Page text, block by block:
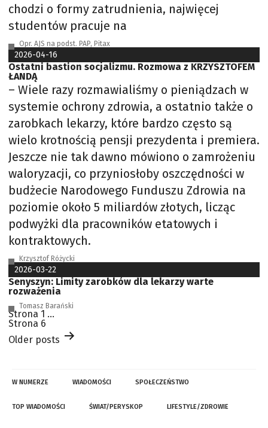
chodzi o formy zatrudnienia, najwięcej
studentów pracuje na
Opr. AJS na podst. PAP, Pitax
2026-04-16
Ostatni bastion socjalizmu. Rozmowa z KRZYSZTOFEM
ŁANDĄ
– Wiele razy rozmawialiśmy o pieniądzach w
systemie ochrony zdrowia, a ostatnio także o
zarobkach lekarzy, które bardzo często są
wielo krotnością pensji prezydenta i premiera.
Jeszcze nie tak dawno mówiono o zamrożeniu
waloryzacji, co przyniosłoby oszczędności w
budżecie Narodowego Funduszu Zdrowia na
poziomie około 5 miliardów złotych, licząc
podwyżki dla pracowników etatowych i
kontraktowych.
Krzysztof Różycki
2026-03-22
Senyszyn: Limity zarobków dla lekarzy warte
rozważenia
Tomasz Barański
Stronicowanie
wpisów
Strona 1 …
Strona 6
Older posts
W NUMERZE WIADOMOŚCI SPOŁECZEŃSTWO
TOP WIADOMOŚCI ŚWIAT/PERYSKOP LIFESTYLE/ZDROWIE